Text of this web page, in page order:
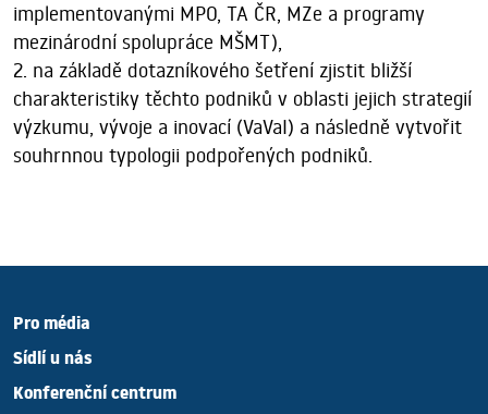
implementovanými MPO, TA ČR, MZe a programy
mezinárodní spolupráce MŠMT),
2. na základě dotazníkového šetření zjistit bližší
charakteristiky těchto podniků v oblasti jejich strategií
výzkumu, vývoje a inovací (VaVaI) a následně vytvořit
souhrnnou typologii podpořených podniků.
Pro média
Sídlí u nás
Konferenční centrum